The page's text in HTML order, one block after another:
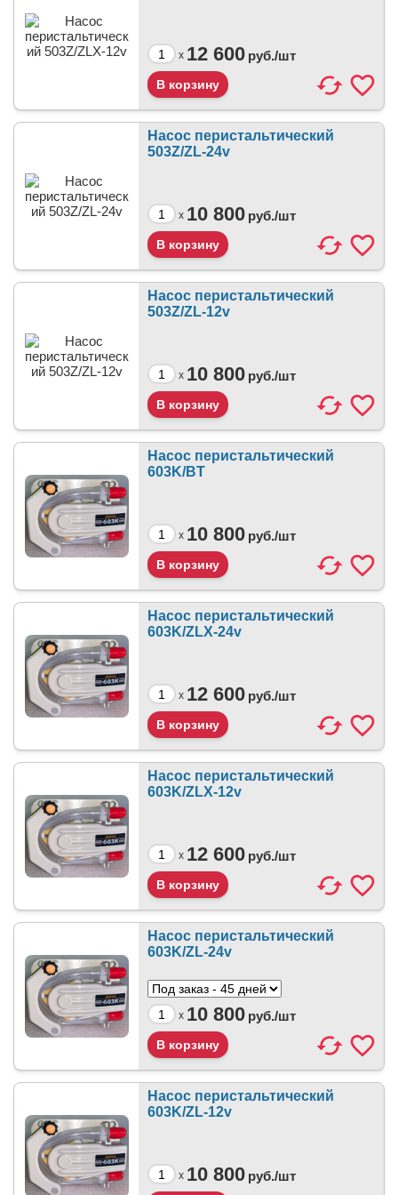
x 12 600 руб./шт
Насос перистальтический
503Z/ZL-24v
x 10 800 руб./шт
Насос перистальтический
503Z/ZL-12v
x 10 800 руб./шт
Насос перистальтический
603K/BT
x 10 800 руб./шт
Насос перистальтический
603K/ZLX-24v
x 12 600 руб./шт
Насос перистальтический
603K/ZLX-12v
x 12 600 руб./шт
Насос перистальтический
603K/ZL-24v
x 10 800 руб./шт
Насос перистальтический
603K/ZL-12v
x 10 800 руб./шт